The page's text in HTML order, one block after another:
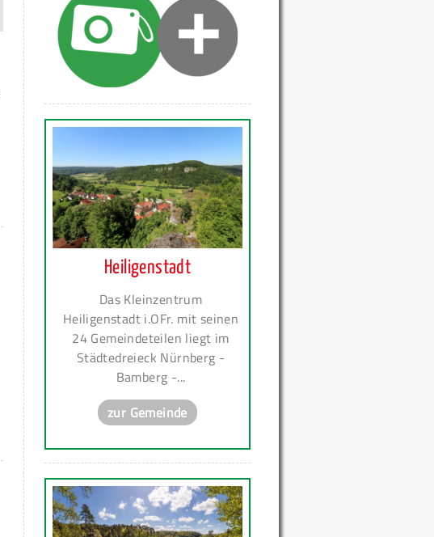
Heiligenstadt
Das Kleinzentrum
Heiligenstadt i.OFr. mit seinen
24 Gemeindeteilen liegt im
Städtedreieck Nürnberg -
Bamberg -...
zur Gemeinde